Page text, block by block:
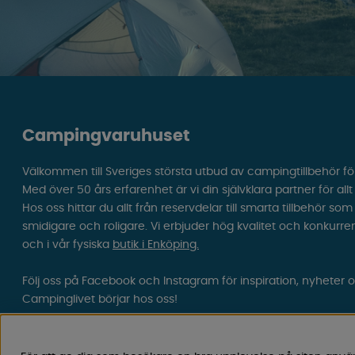
Campingvaruhuset
Välkommen till Sveriges största utbud av campingtillbehör
Med över 50 års erfarenhet är vi din självklara partner för
Hos oss hittar du allt från reservdelar till smarta tillbehör
smidigare och roligare. Vi erbjuder hög kvalitet och
och i vår fysiska butik i Enköping.
Följ oss på Facebook och Instagram för inspiration, nyheter
Campinglivet börjar hos oss!